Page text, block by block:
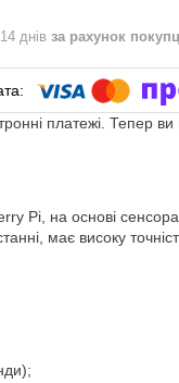
днів за рахунок
платежі. Тепер
Pi на основі сенсора
має високу